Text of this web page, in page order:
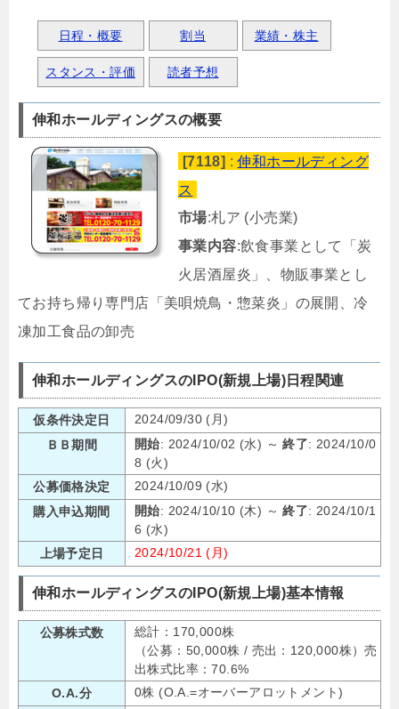
日程・概要 割当 業績・株主
スタンス・評価 読者予想
伸和ホールディングスの概要
[7118] :伸和ホールディング
ス
市場:札ア (小売業)
事業内容:飲食事業として「炭
火居酒屋炎」、物販事業とし
てお持ち帰り専門店「美唄焼鳥・惣菜炎」の展開、冷
凍加工食品の卸売
伸和ホールディングスのIPO(新規上場)日程関連
仮条件決定日
2024/09/30 (月)
ＢＢ期間
開始: 2024/10/02 (水) ～終了: 2024/10/0
8 (火)
公募価格決定
2024/10/09 (水)
購入申込期間
開始: 2024/10/10 (木) ～終了: 2024/10/1
6 (水)
上場予定日
2024/10/21 (月)
伸和ホールディングスのIPO(新規上場)基本情報
公募株式数
総計：170,000株
（公募：50,000株 / 売出：120,000株）売
出株式比率：70.6%
O.A.分
0株 (O.A.=オーバーアロットメント)